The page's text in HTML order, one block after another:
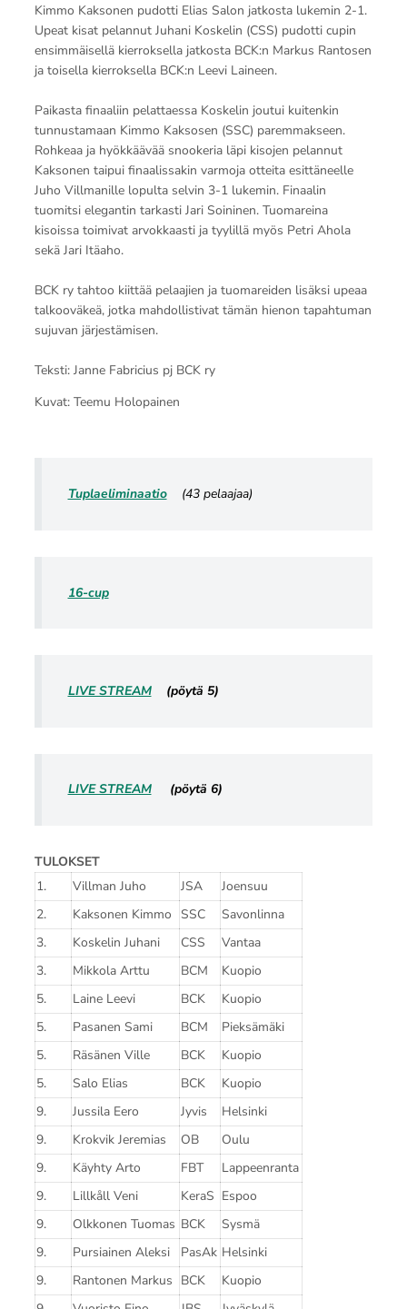
Kimmo Kaksonen pudotti Elias Salon jatkosta lukemin 2-1.
Upeat kisat pelannut Juhani Koskelin (CSS) pudotti cupin
ensimmäisellä kierroksella jatkosta BCK:n Markus Rantosen
ja toisella kierroksella BCK:n Leevi Laineen.
Paikasta finaaliin pelattaessa Koskelin joutui kuitenkin
tunnustamaan Kimmo Kaksosen (SSC) paremmakseen.
Rohkeaa ja hyökkäävää snookeria läpi kisojen pelannut
Kaksonen taipui finaalissakin varmoja otteita esittäneelle
Juho Villmanille lopulta selvin 3-1 lukemin. Finaalin
tuomitsi elegantin tarkasti Jari Soininen. Tuomareina
kisoissa toimivat arvokkaasti ja tyylillä myös Petri Ahola
sekä Jari Itäaho.
BCK ry tahtoo kiittää pelaajien ja tuomareiden lisäksi upeaa
talkooväkeä, jotka mahdollistivat tämän hienon tapahtuman
sujuvan järjestämisen.
Teksti: Janne Fabricius pj BCK ry
Kuvat: Teemu Holopainen
Tuplaeliminaatio(43 pelaajaa)
16-cup
LIVE STREAM(pöytä 5)
LIVE STREAM(pöytä 6)
TULOKSET
1.
Villman Juho JSA
Joensuu
2.
Kaksonen Kimmo SSC
Savonlinna
3.
Koskelin Juhani CSS
Vantaa
3.
Mikkola Arttu BCM
Kuopio
5.
Laine Leevi BCK
Kuopio
5.
Pasanen Sami BCM
Pieksämäki
5.
Räsänen Ville BCK
Kuopio
5.
Salo Elias BCK
Kuopio
9.
Jussila Eero Jyvis
Helsinki
9.
Krokvik Jeremias OB
Oulu
9.
Käyhty Arto FBT
Lappeenranta
9.
Lillkåll Veni KeraS Espoo
9.
Olkkonen Tuomas BCK
Sysmä
9.
Pursiainen Aleksi PasAk Helsinki
9.
Rantonen Markus BCK
Kuopio